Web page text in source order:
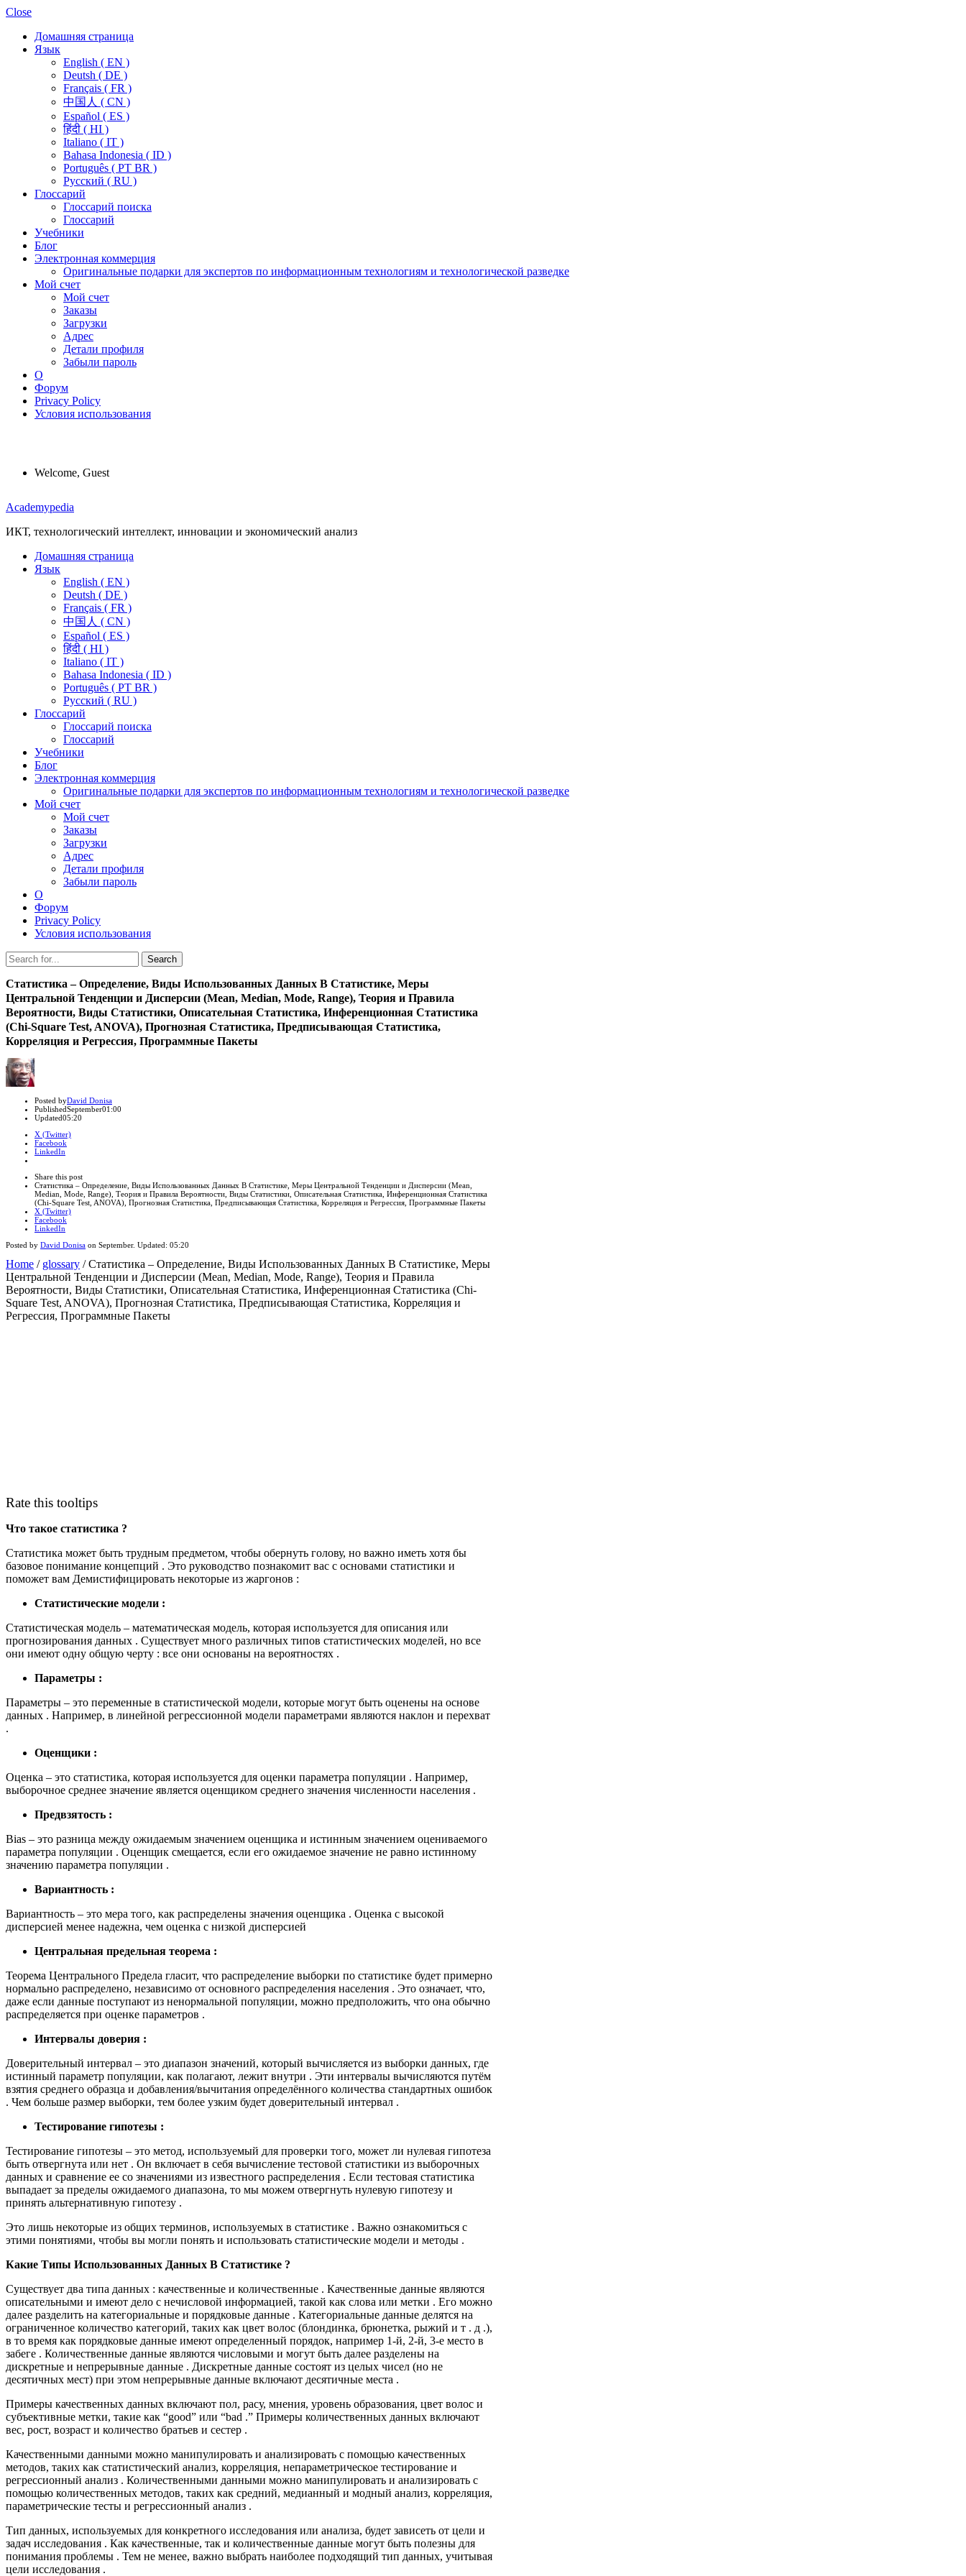
Close
Домашняя страница
Язык
English ( EN )
Deutsh ( DE )
Français ( FR )
中国人 ( CN )
Español ( ES )
हिंदी ( HI )
Italiano ( IT )
Bahasa Indonesia ( ID )
Português ( PT BR )
Pусский ( RU )
Глоссарий
Глоссарий поиска
Глоссарий
Учебники
Блог
Электронная коммерция
Оригинальные подарки для экспертов по информационным технологиям и технологической разведке
Мой счет
Мой счет
Заказы
Загрузки
Адрес
Детали профиля
Забыли пароль
О
Форум
Privacy Policy
Условия использования
Welcome, Guest
Menu
Academypedia
ИКТ, технологический интеллект, инновации и экономический анализ
Домашняя страница
Язык
English ( EN )
Deutsh ( DE )
Français ( FR )
中国人 ( CN )
Español ( ES )
हिंदी ( HI )
Italiano ( IT )
Bahasa Indonesia ( ID )
Português ( PT BR )
Pусский ( RU )
Глоссарий
Глоссарий поиска
Глоссарий
Учебники
Блог
Электронная коммерция
Оригинальные подарки для экспертов по информационным технологиям и технологической разведке
Мой счет
Мой счет
Заказы
Загрузки
Адрес
Детали профиля
Забыли пароль
О
Форум
Privacy Policy
Условия использования
Search
Search
for:
Статистика – Определение, Виды Использованных Данных В Статистике, Меры
Центральной Тенденции и Дисперсии (Mean, Median, Mode, Range), Теория и Правила
Вероятности, Виды Статистики, Описательная Статистика, Инференционная Статистика
(Chi-Square Test, ANOVA), Прогнозная Статистика, Предписывающая Статистика,
Корреляция и Регрессия, Программные Пакеты
Author
Posted byDavid Donisa
PublishedSeptember01:00
Updated05:20
X (Twitter)
Facebook
LinkedIn
post
Share this postClose
sharing
box
Статистика – Определение, Виды Использованных Данных В Статистике, Меры Центральной Тенденции и Дисперсии (Mean,
Median, Mode, Range), Теория и Правила Вероятности, Виды Статистики, Описательная Статистика, Инференционная Статистика
(Chi-Square Test, ANOVA), Прогнозная Статистика, Предписывающая Статистика, Корреляция и Регрессия, Программные Пакеты
X (Twitter)
Facebook
LinkedIn
Posted by David Donisa on September. Updated: 05:20
Home / glossary /Статистика – Определение, Виды Использованных Данных В Статистике, Меры
Центральной Тенденции и Дисперсии (Mean, Median, Mode, Range), Теория и Правила
Вероятности, Виды Статистики, Описательная Статистика, Инференционная Статистика (Chi-
Square Test, ANOVA), Прогнозная Статистика, Предписывающая Статистика, Корреляция и
Регрессия, Программные Пакеты
Rate this tooltips
Что такое статистика ?
Статистика может быть трудным предметом, чтобы обернуть голову, но важно иметь хотя бы
базовое понимание концепций . Это руководство познакомит вас с основами статистики и
поможет вам Демистифицировать некоторые из жаргонов :
Статистические модели :
Статистическая модель – математическая модель, которая используется для описания или
прогнозирования данных . Существует много различных типов статистических моделей, но все
они имеют одну общую черту : все они основаны на вероятностях .
Параметры :
Параметры – это переменные в статистической модели, которые могут быть оценены на основе
данных . Например, в линейной регрессионной модели параметрами являются наклон и перехват
.
Оценщики :
Оценка – это статистика, которая используется для оценки параметра популяции . Например,
выборочное среднее значение является оценщиком среднего значения численности населения .
Предвзятость :
Bias – это разница между ожидаемым значением оценщика и истинным значением оцениваемого
параметра популяции . Оценщик смещается, если его ожидаемое значение не равно истинному
значению параметра популяции .
Вариантность :
Вариантность – это мера того, как распределены значения оценщика . Оценка с высокой
дисперсией менее надежна, чем оценка с низкой дисперсией
Центральная предельная теорема :
Теорема Центрального Предела гласит, что распределение выборки по статистике будет примерно
нормально распределено, независимо от основного распределения населения . Это означает, что,
даже если данные поступают из ненормальной популяции, можно предположить, что она обычно
распределяется при оценке параметров .
Интервалы доверия :
Доверительный интервал – это диапазон значений, который вычисляется из выборки данных, где
истинный параметр популяции, как полагают, лежит внутри . Эти интервалы вычисляются путём
взятия среднего образца и добавления/вычитания определённого количества стандартных ошибок
. Чем больше размер выборки, тем более узким будет доверительный интервал .
Тестирование гипотезы :
Тестирование гипотезы – это метод, используемый для проверки того, может ли нулевая гипотеза
быть отвергнута или нет . Он включает в себя вычисление тестовой статистики из выборочных
данных и сравнение ее со значениями из известного распределения . Если тестовая статистика
выпадает за пределы ожидаемого диапазона, то мы можем отвергнуть нулевую гипотезу и
принять альтернативную гипотезу .
Это лишь некоторые из общих терминов, используемых в статистике . Важно ознакомиться с
этими понятиями, чтобы вы могли понять и использовать статистические модели и методы .
Какие Типы Использованных Данных В Статистике ?
Существует два типа данных : качественные и количественные . Качественные данные являются
описательными и имеют дело с нечисловой информацией, такой как слова или метки . Его можно
далее разделить на категориальные и порядковые данные . Категориальные данные делятся на
ограниченное количество категорий, таких как цвет волос (блондинка, брюнетка, рыжий и т . д .),
в то время как порядковые данные имеют определенный порядок, например 1-й, 2-й, 3-е место в
забеге . Количественные данные являются числовыми и могут быть далее разделены на
дискретные и непрерывные данные . Дискретные данные состоят из целых чисел (но не
десятичных мест) при этом непрерывные данные включают десятичные места .
Примеры качественных данных включают пол, расу, мнения, уровень образования, цвет волос и
субъективные метки, такие как “good” или “bad .” Примеры количественных данных включают
вес, рост, возраст и количество братьев и сестер .
Качественными данными можно манипулировать и анализировать с помощью качественных
методов, таких как статистический анализ, корреляция, непараметрическое тестирование и
регрессионный анализ . Количественными данными можно манипулировать и анализировать с
помощью количественных методов, таких как средний, медианный и модный анализ, корреляция,
параметрические тесты и регрессионный анализ .
Тип данных, используемых для конкретного исследования или анализа, будет зависеть от цели и
задач исследования . Как качественные, так и количественные данные могут быть полезны для
понимания проблемы . Тем не менее, важно выбрать наиболее подходящий тип данных, учитывая
цели исследования .